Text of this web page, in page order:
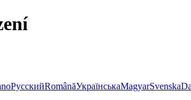
РусскийRomânăУкраїнськаMagyarSvenska